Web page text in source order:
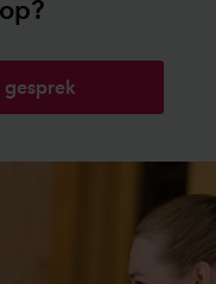
op?
gesprek